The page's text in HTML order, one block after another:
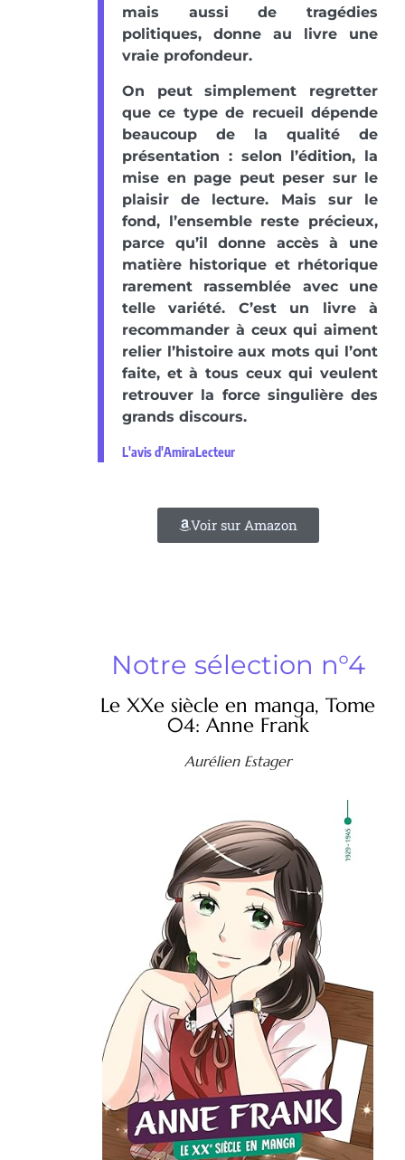
mais aussi de tragédies
politiques, donne au livre une
vraie profondeur.
On peut simplement regretter
que ce type de recueil dépende
beaucoup de la qualité de
présentation : selon l’édition, la
mise en page peut peser sur le
plaisir de lecture. Mais sur le
fond, l’ensemble reste précieux,
parce qu’il donne accès à une
matière historique et rhétorique
rarement rassemblée avec une
telle variété. C’est un livre à
recommander à ceux qui aiment
relier l’histoire aux mots qui l’ont
faite, et à tous ceux qui veulent
retrouver la force singulière des
grands discours.
L'avis d'AmiraLecteur
Voir sur Amazon
Notre sélection n°4
Le XXe siècle en manga, Tome
04: Anne Frank
Aurélien Estager